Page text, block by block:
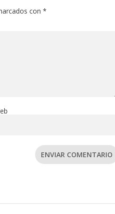
con *
ENVIAR COMENTARIO